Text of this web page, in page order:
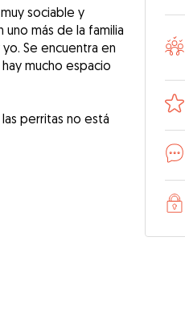
sociable y
uno más de la familia
Se encuentra en
mucho espacio
perritas no está